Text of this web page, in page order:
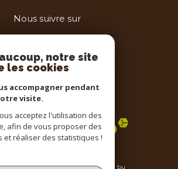
Nous suivre sur
Adhérents
droits réservés | Traduction powered by
notre site
les cookies
accompagner pendant
visite.
acceptez l'utilisation des
afin de vous proposer des
et réaliser des statistiques !